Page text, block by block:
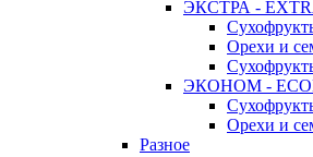
ЭКСТРА -
Орехи и
ЭКОНОМ -
Орехи и
Разное